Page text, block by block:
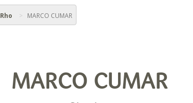
Rho MARCO CUMAR
MARCO CUMAR